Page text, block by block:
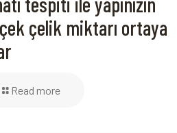
çelik miktarı ortaya
Read more